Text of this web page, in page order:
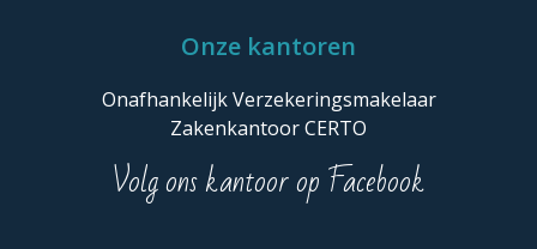
Onze kantoren
Onafhankelijk Verzekeringsmakelaar
Zakenkantoor CERTO
Volg ons kantoor op Facebook